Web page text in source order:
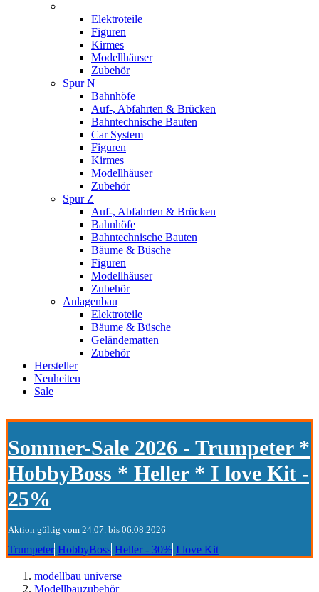
Elektroteile
Figuren
Kirmes
Modellhäuser
Zubehör
Spur N
Bahnhöfe
Auf-, Abfahrten & Brücken
Bahntechnische Bauten
Car System
Figuren
Kirmes
Modellhäuser
Zubehör
Spur Z
Auf-, Abfahrten & Brücken
Bahnhöfe
Bahntechnische Bauten
Bäume & Büsche
Figuren
Modellhäuser
Zubehör
Anlagenbau
Elektroteile
Bäume & Büsche
Geländematten
Zubehör
Hersteller
Neuheiten
Sale
Sommer-Sale 2026 - Trumpeter *
HobbyBoss * Heller * I love Kit -
25%
Aktion gültig vom 24.07. bis 06.08.2026
Trumpeter HobbyBoss Heller - 30% I love Kit
modellbau universe
Modellbauzubehör